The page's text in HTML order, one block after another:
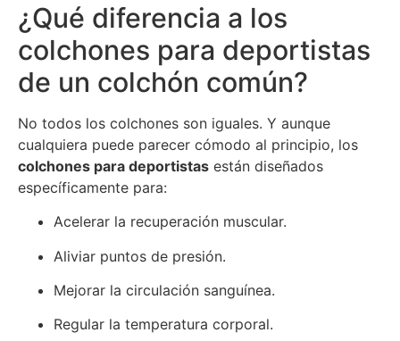
¿Qué diferencia a los
colchones para deportistas
de un colchón común?
No todos los colchones son iguales. Y aunque
cualquiera puede parecer cómodo al principio, los
colchones para deportistas están diseñados
específicamente para:
Acelerar la recuperación muscular.
Aliviar puntos de presión.
Mejorar la circulación sanguínea.
Regular la temperatura corporal.